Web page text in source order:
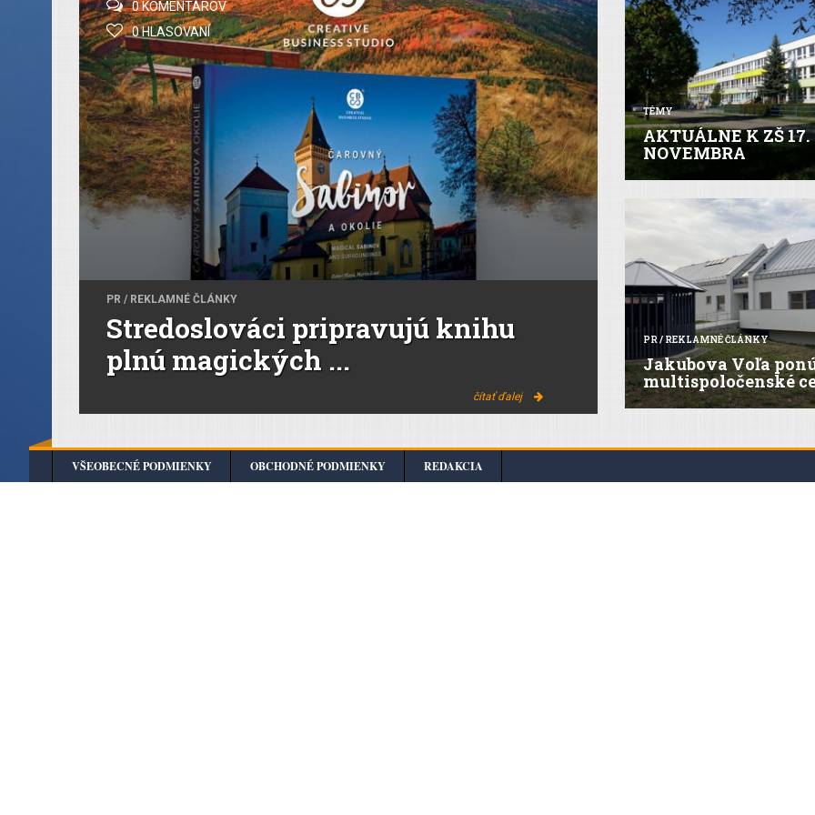
0 KOMENTÁROV
0 HLASOVANÍ
PR / REKLAMNÉ ČLÁNKY
Stredoslováci pripravujú knihu
plnú magických ...
čítať ďalej
TÉMY
AKTUÁLNE K ZŠ 17.
NOVEMBRA
PR / REKLAMNÉ ČLÁNKY
Jakubova Voľa
multispoločenské
VŠEOBECNÉ PODMIENKY OBCHODNÉ PODMIENKY REDAKCIA